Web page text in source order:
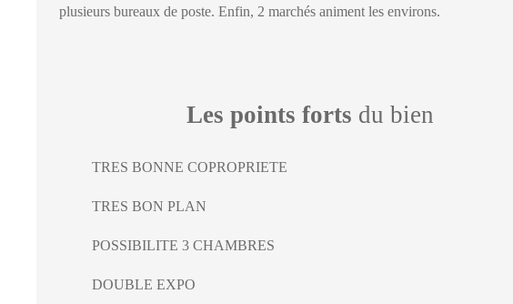
plusieurs bureaux de poste. Enfin, 2 marchés animent les environs.
Les points forts du bien
TRES BONNE COPROPRIETE
TRES BON PLAN
POSSIBILITE 3 CHAMBRES
DOUBLE EXPO